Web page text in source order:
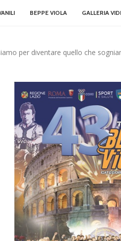
BEPPE VIOLA GALLERIA
per diventare quello che